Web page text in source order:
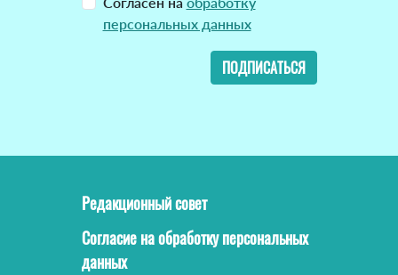
персональных данных
ПОДПИСАТЬСЯ
Редакционный совет
Согласие на обработку персональных
данных